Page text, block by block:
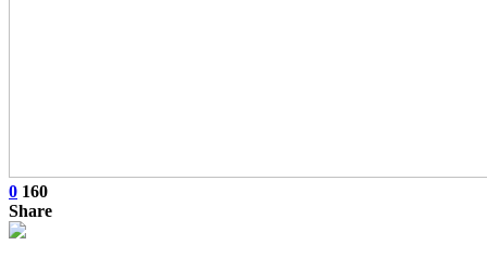
0 160
Share